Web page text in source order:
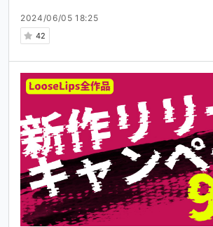
2024/06/05 18:25
42